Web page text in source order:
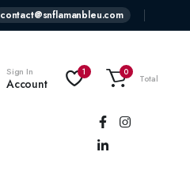
contact@snflamanbleu.com
Sign In
Account
1 0
Total